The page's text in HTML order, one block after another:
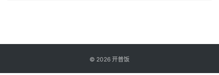
© 2026 开普饭